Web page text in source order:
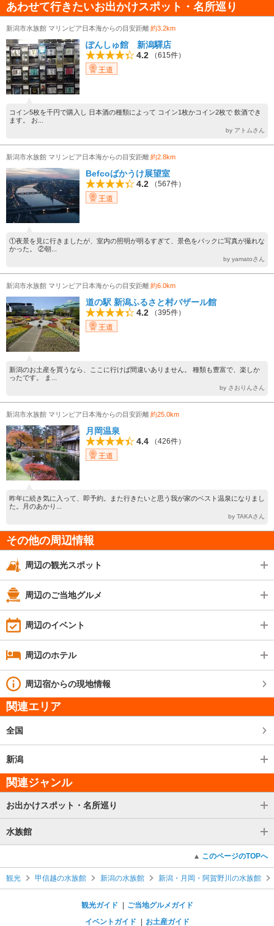
あわせて行きたいお出かけスポット・名所巡り
新潟市水族館 マリンピア日本海からの目安距離約3.2km
ぽんしゅ館 新潟驛店
4.2
（615件）
王道
コイン5枚を千円で購入し 日本酒の種類によって コイン1枚かコイン2枚で 飲酒でき
ます。 お...
by アトムさん
新潟市水族館 マリンピア日本海からの目安距離約2.8km
Befcoばかうけ展望室
4.2
（567件）
王道
①夜景を見に行きましたが、室内の照明が明るすぎて、景色をバックに写真が撮れな
かった。 ②朝...
by yamatoさん
新潟市水族館 マリンピア日本海からの目安距離約6.0km
道の駅 新潟ふるさと村バザール館
4.2
（395件）
王道
新潟のお土産を買うなら、ここに行けば間違いありません。 種類も豊富で、楽しか
ったです。 ま...
by さおりんさん
新潟市水族館 マリンピア日本海からの目安距離約25.0km
月岡温泉
4.4
（426件）
王道
昨年に続き気に入って、即予約。また行きたいと思う我が家のベスト温泉になりまし
た。月のあかり...
by TAKAさん
その他の周辺情報
周辺の観光スポット
周辺のご当地グルメ
周辺のイベント
周辺のホテル
周辺宿からの現地情報
関連エリア
全国
新潟
関連ジャンル
お出かけスポット・名所巡り
水族館
このページのTOPへ
観光 甲信越の水族館 新潟の水族館 新潟・月岡・阿賀野川の水族館
観光ガイド
ご当地グルメガイド
イベントガイド
お土産ガイド